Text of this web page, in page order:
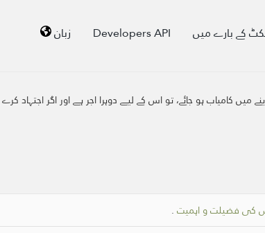
کے بارے میں Developers API زبان
میں کامیاب ہو جائے، تو اس کے لیے دوہرا اجر ہے اور اگر
کی فضیلت و اہمیت .